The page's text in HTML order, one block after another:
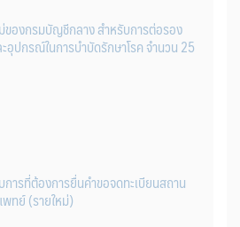
ของกรมบัญชีกลาง สำหรับการต่อรอง
อุปกรณ์ในการบำบัดรักษาโรค จำนวน 25
ารที่ต้องการยื่นคำขอจดทะเบียนสถาน
ทย์ (รายใหม่)